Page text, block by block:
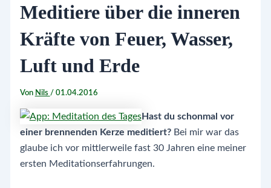
Meditiere über die inneren
Kräfte von Feuer, Wasser,
Luft und Erde
Von Nils / 01.04.2016
Hast du schonmal vor
einer brennenden Kerze meditiert?Bei mir war das
glaube ich vor mittlerweile fast 30 Jahren eine meiner
ersten Meditationserfahrungen.